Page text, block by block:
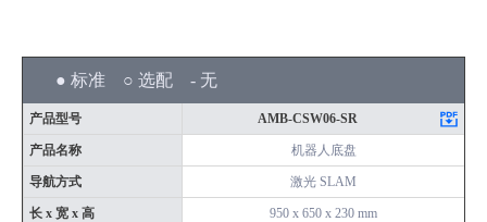
● 标准 ○ 选配 - 无
产品型号 AMB-CSW06-SR
产品名称 机器人底盘
导航方式 激光 SLAM
长 x 宽 x 高 950 x 650 x 230 mm